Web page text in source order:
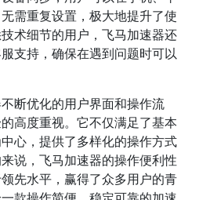
需重复设置，极大地提升了使
术细节的用户，飞马加速器还
支持，确保在遇到问题时可以
断优化的用户界面和操作流
高度重视。它不仅满足了基本
心，提供了多样化的操作方式
说，飞马加速器的操作便利性
先水平，赢得了众多用户的青